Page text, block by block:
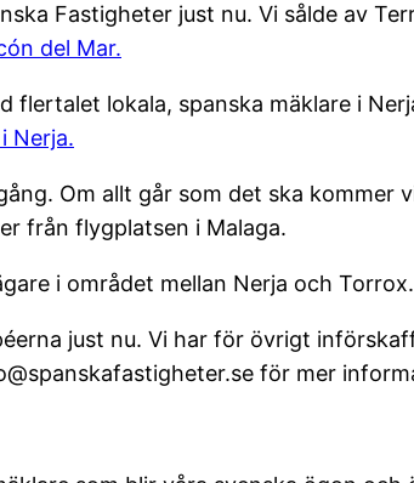
Fastigheter just nu. Vi sålde av
del Mar.
flertalet lokala, spanska mäklare i
Nerja.
Om allt går som det ska
från flygplatsen i Malaga.
i området mellan Nerja och Torrox.
just nu. Vi har för övrigt
för mer